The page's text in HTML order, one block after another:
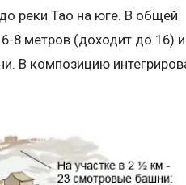
реки Тао на юге. В общей
8 метров (доходит до 16)
В композицию